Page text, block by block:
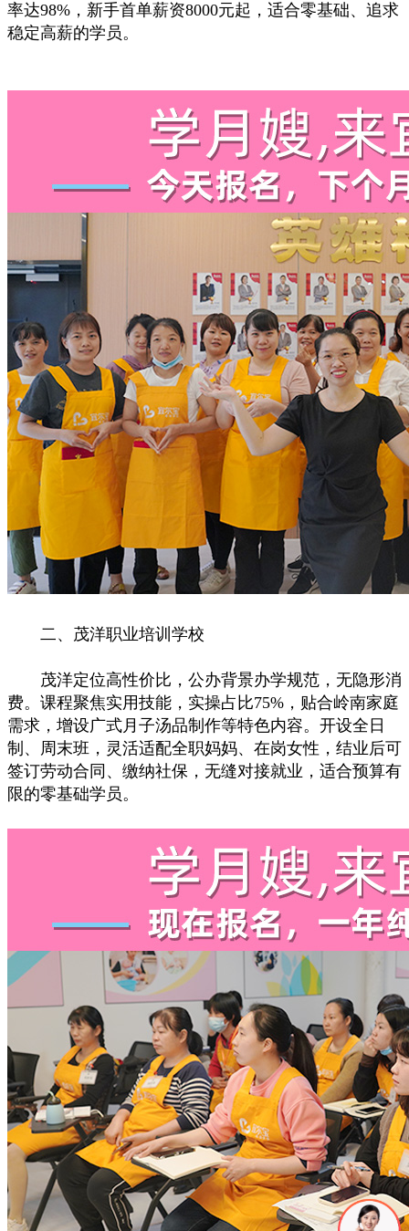
率达98%，新手首单薪资8000元起，适合零基础、追求
稳定高薪的学员。
二、茂洋职业培训学校
茂洋定位高性价比，公办背景办学规范，无隐形消
费。课程聚焦实用技能，实操占比75%，贴合岭南家庭
需求，增设广式月子汤品制作等特色内容。开设全日
制、周末班，灵活适配全职妈妈、在岗女性，结业后可
签订劳动合同、缴纳社保，无缝对接就业，适合预算有
限的零基础学员。